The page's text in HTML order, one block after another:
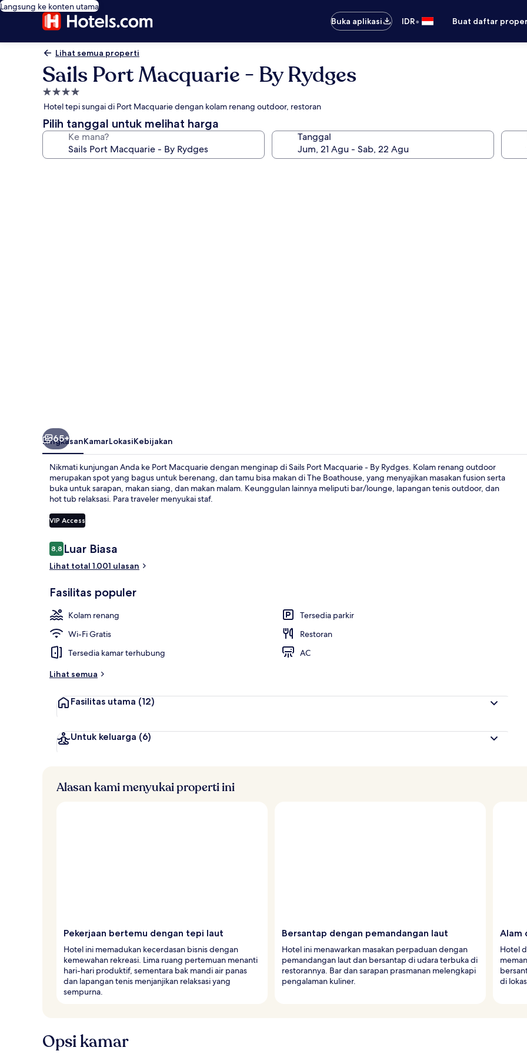
Langsung ke konten utama
Buka aplikasi
IDR• Buat daftar
Lihat semua properti
Sails Port Macquarie - By Rydges
Properti
bintang
4.0
Hotel tepi sungai di Port Macquarie dengan kolam renang outdoor, restoran
Pilih tanggal untuk melihat harga
Ke mana? Tanggal
65+
RingkasanKamarLokasiKebijakan
Nikmati kunjungan Anda ke Port Macquarie dengan menginap di Sails Port Macquarie - By Rydges. Kolam renang outdoor
merupakan spot yang bagus untuk berenang, dan tamu bisa makan di The Boathouse, yang menyajikan masakan fusion serta
buka untuk sarapan, makan siang, dan makan malam. Keunggulan lainnya meliputi bar/lounge, lapangan tenis outdoor, dan
hot tub relaksasi. Para traveler menyukai staf.
VIP Access
Ulasan
8,88,8 dari 10
Luar Biasa
Lihat total 1.001 ulasan
Fasilitas populer
Kolam renang
Tersedia parkir
Wi-Fi Gratis
Restoran
Tersedia kamar terhubung
AC
Lihat semua
Fasilitas utama (12)
Untuk keluarga (6)
Alasan kami menyukai properti ini
Pekerjaan bertemu dengan tepi laut
Hotel ini memadukan kecerdasan bisnis dengan
kemewahan rekreasi. Lima ruang pertemuan menanti
hari-hari produktif, sementara bak mandi air panas
dan lapangan tenis menjanjikan relaksasi yang
sempurna.
Bersantap dengan pemandangan laut
Hotel ini menawarkan masakan perpaduan dengan
pemandangan laut dan bersantap di udara terbuka di
restorannya. Bar dan sarapan prasmanan melengkapi
pengalaman kuliner.
Alam
Hotel
di
Opsi kamar